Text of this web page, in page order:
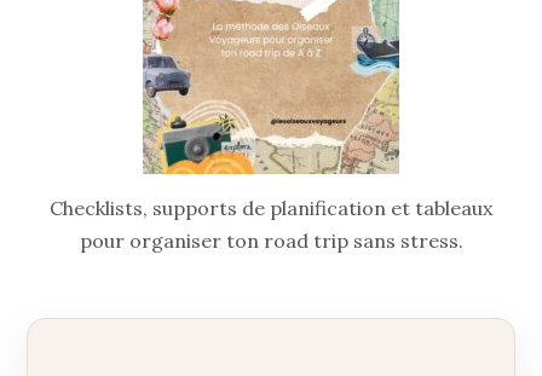
Checklists, supports de planification et tableaux
pour organiser ton road trip sans stress.